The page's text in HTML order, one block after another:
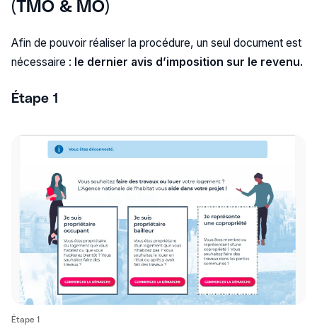
(TMO & MO)
Afin de pouvoir réaliser la procédure, un seul document est
nécessaire : le dernier avis d’imposition sur le revenu.
Étape 1
Étape 1